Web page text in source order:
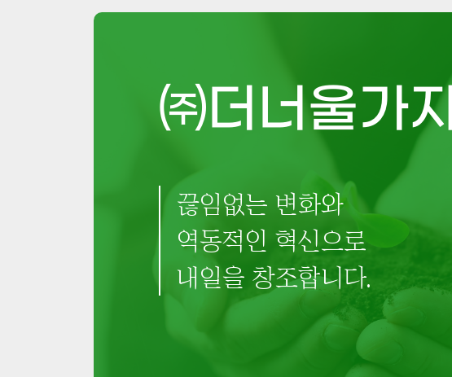
㈜더너울가지
끊임없는 변화와
역동적인 혁신으로
내일을 창조합니다.